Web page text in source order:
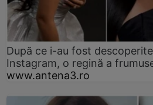
După ce i-au fost
Instagram, o regină a
www.antena3.ro